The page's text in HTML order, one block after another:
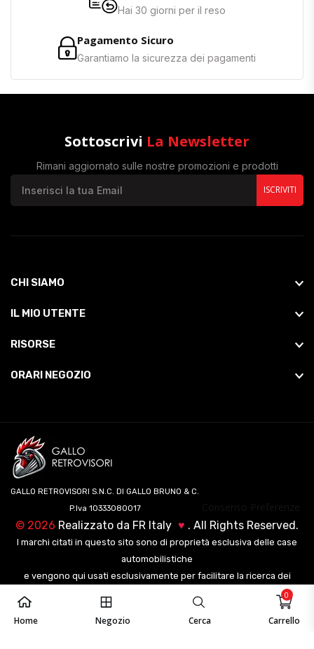
Home Negozio Cerca Carrello
0
Hai 30 giorni per il reso
Pagamento Sicuro
Garantiamo la sicurezza dei pagamenti
Sottoscrivi La Newsletter
Rimani aggiornato sulle nostre promozioni e prodotti
ISCRIVITI
CHI SIAMO
IL MIO UTENTE
RISORSE
ORARI NEGOZIO
GALLO RETROVISORI S.N.C. DI GALLO BRUNO & C.
P.Iva 10333080017
© 2026 Realizzato da FR Italy ♥ . All Rights Reserved.
I marchi citati in questo sito sono di proprietà esclusiva delle case
automobilistiche
e vengono qui usati esclusivamente per facilitare la ricerca dei